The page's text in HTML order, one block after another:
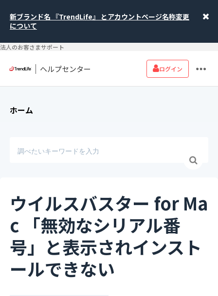
新ブランド名 『TrendLife』 とアカウントページ名称変更
について
法人のお客さまサポート
ヘルプセンター ログイン
ホーム
ウイルスバスター for Ma
c 「無効なシリアル番
号」と表示されインスト
ールできない